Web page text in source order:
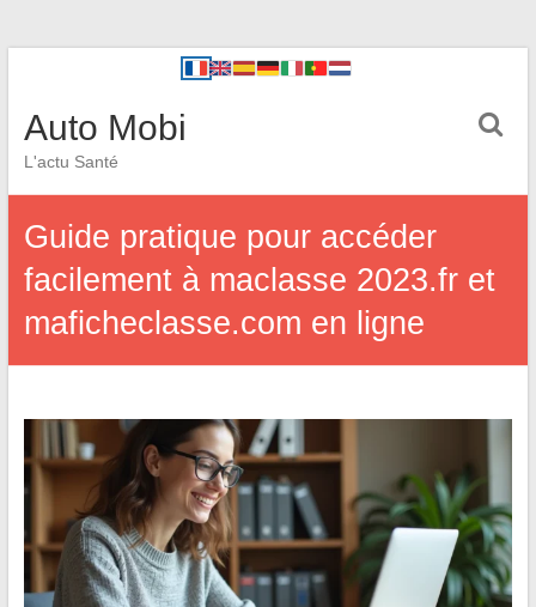
Auto Mobi
L'actu Santé
Guide pratique pour accéder
facilement à maclasse 2023.fr et
maficheclasse.com en ligne